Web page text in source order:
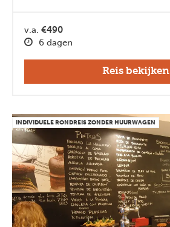
v.a. €490
6 dagen
Reis bekijken
INDIVIDUELE RONDREIS ZONDER HUURWAGEN